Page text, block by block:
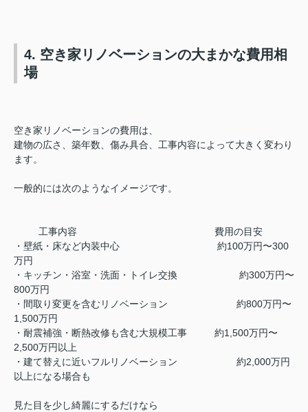
4. 空き家リノベーションの大まかな費用相
場
空き家リノベーションの費用は、
建物の広さ、築年数、傷み具合、工事内容によって大きく変わり
ます。
一般的には次のようなイメージです。
工事内容
費用の目安
・壁紙・床など内装中心
約100万円〜300
万円
・キッチン・浴室・洗面・トイレ交換
約300万円〜
800万円
・間取り変更を含むリノベーション
約800万円〜
1,500万円
・耐震補強・断熱改修も含む大規模工事
約1,500万円〜
2,500万円以上
・建て替えに近いフルリノベーション
約2,000万円
以上になる場合も
見た目を少し綺麗にするだけなら